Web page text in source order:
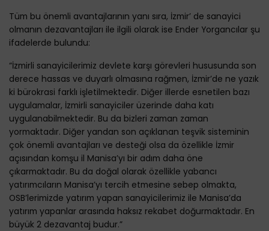
Tüm bu önemli avantajlarının yanı sıra, İzmir’ de sanayici
olmanın dezavantajları ile ilgili olarak ise Ender Yorgancılar şu
ifadelerde bulundu:
“İzmirli sanayicilerimiz devlete karşı görevleri hususunda son
derece hassas ve duyarlı olmasına rağmen, İzmir’de ne yazık
ki bürokrasi farklı işletilmektedir. Diğer illerde esnetilen bazı
uygulamalar, İzmirli sanayiciler üzerinde daha katı
uygulanabilmektedir. Bu da bizleri zaman zaman
yormaktadır. Diğer yandan son açıklanan teşvik sisteminin
çok önemli avantajları ve desteği olsa da özellikle İzmir
açısından komşu il Manisa’yı bir adım daha öne
çıkarmaktadır. Bu da doğal olarak özellikle yabancı
yatırımcıların Manisa’yı tercih etmesine sebep olmakta,
OSB’lerimizde yatırım yapan sanayicilerimiz ile Manisa’da
yatırım yapanlar arasında haksız rekabet doğurmaktadır. En
büyük 2 dezavantaj budur.”